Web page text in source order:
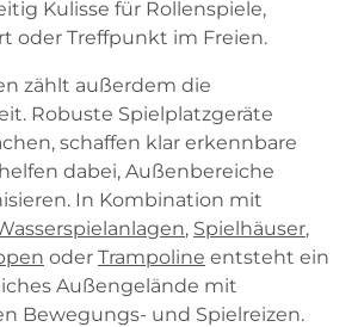
Kulisse für Rollenspiele,
oder Treffpunkt im Freien.
zählt außerdem die
Robuste Spielplatzgeräte
schaffen klar erkennbare
dabei, Außenbereiche
In Kombination mit
, Spielhäuser,
oder Trampoline entsteht ein
Außengelände mit
Bewegungs- und Spielreizen.